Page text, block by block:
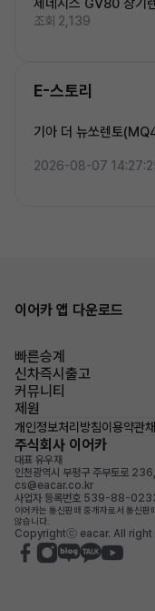
제네시스 GV80 장기
조회 2,139
E-스토리
기아 더 뉴쏘렌토
2026-08-07
이어카 앱 다운로드
빠른승계
신차즉시출고
커뮤니티
제원
개인정보처리방침이용약관
주식회사 이어카
대표 유우재
인천광역시 부평구 주부토로
cs@eacar.co.kr
사업자 등록번호 539-88-
이어카는 통신판매 중개자로서 통신
않습니다.
Copyrightⓒ eacar. All right